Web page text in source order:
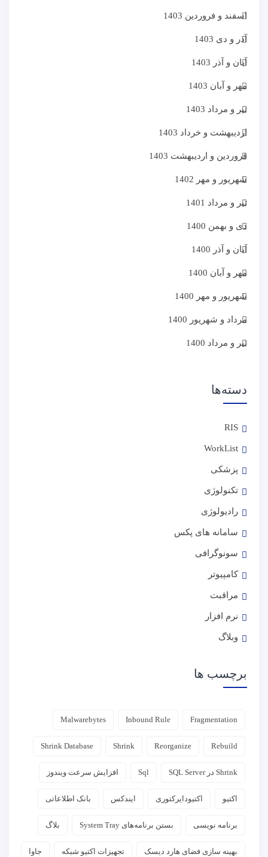
اسفند و فروردین 1403
آذر و دی 1403
آبان و آذر 1403
مهر و آبان 1403
تیر و مرداد 1403
اردیبهشت و خرداد 1403
فروردین و اردیبهشت 1403
شهریور و مهر 1402
تیر و مرداد 1401
دی و بهمن 1400
آبان و آذر 1400
مهر و آبان 1400
شهریور و مهر 1400
مرداد و شهریور 1400
تیر و مرداد 1400
دسته‌ها
RIS
WorkList
پزشکی
تکنولوژی
رادیولوژی
سامانه های پکس
سونوگرافی
کامپیوتر
مراقبت
نرم افزار
وبلاگ
برچسب ها
Fragmentation
Inbound Rule
Malwarebytes
Rebuild
Reorganize
Shrink
Shrink Database
Shrink در SQL Server Sql افزایش سرعت ویندوز
اکتیو اکتیودایرکتوری ایندکس‌ بانک اطلاعاتی
برنامه نویسی بستن برنامه‌های System Tray بلاگ
بهینه سازی فضای هارد دیسک تجهیزات اکتیو شبکه جاوا